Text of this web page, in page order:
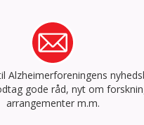
Alzheimerforeningens
gode råd, nyt om
arrangementer m.m.